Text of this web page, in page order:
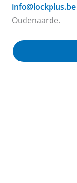
info@lockplus.be
Oudenaarde.